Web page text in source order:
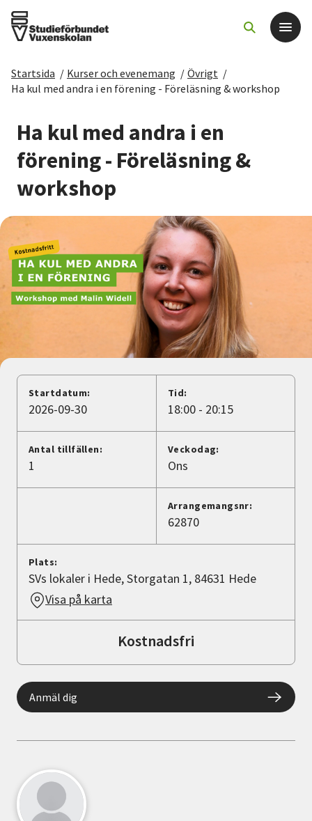
Det här gör vi
För dig som
Sök kurser och evenemang
Starta studiecirkel
Cirkelledare
Avdelningar
Lyssna
Startsida / Kurser och evenemang / Övrigt /
Ha kul med andra i en förening - Föreläsning & workshop
Ha kul med andra i en
förening - Föreläsning &
workshop
Startdatum:
2026-09-30
Tid:
18:00 - 20:15
Antal tillfällen:
1
Veckodag:
Ons
Arrangemangsnr:
62870
Plats:
SVs lokaler i Hede, Storgatan 1, 84631 Hede
Visa på karta
Kostnadsfri
Anmäl dig